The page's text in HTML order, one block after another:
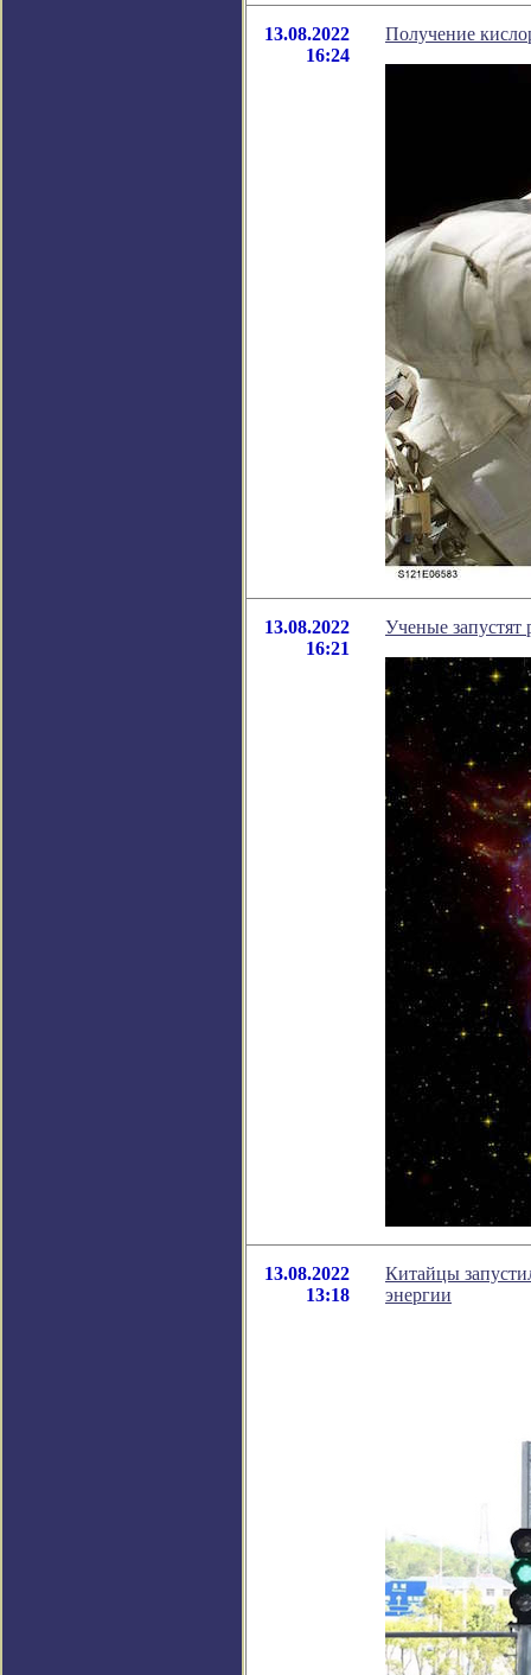
13.08.2022
16:24
Получение
13.08.2022
16:21
Ученые запустят
13.08.2022
13:18
Китайцы
энергии